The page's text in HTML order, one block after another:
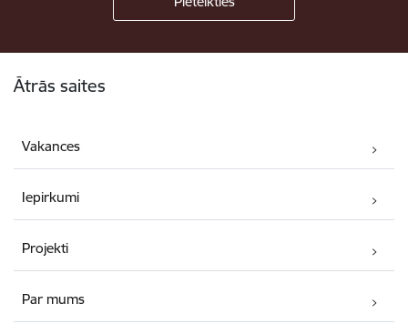
Ātrās saites
Vakances
Iepirkumi
Projekti
Par mums